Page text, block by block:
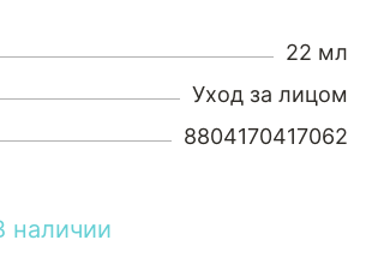
22 мл
Уход за лицом
8804170417062
наличии